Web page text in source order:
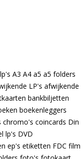
A3 A4 a5 a5 folders
LP's afwijkende
bankbiljetten
boekenleggers
chromo's coincards Din
lp's DVD
ep's etiketten FDC film